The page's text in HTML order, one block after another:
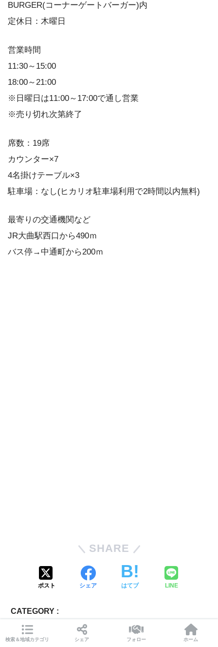
BURGER(コーナーゲートバーガー)内
定休日：木曜日
営業時間
11:30～15:00
18:00～21:00
※日曜日は11:00～17:00で通し営業
※売り切れ次第終了
席数：19席
カウンター×7
4名掛けテーブル×3
駐車場：なし(ヒカリオ駐車場利用で2時間以内無料)
最寄りの交通機関など
JR大曲駅西口から490ｍ
バス停→中通町から200ｍ
SHARE
ポスト シェア はてブ LINE
CATEGORY :
キャッシュレス決済可能
テイクアウトあり
ラーメン(秋田県)
他グルメ 小上がりor子供イスあり
検索＆地域カテゴリ シェア フォロー ホーム